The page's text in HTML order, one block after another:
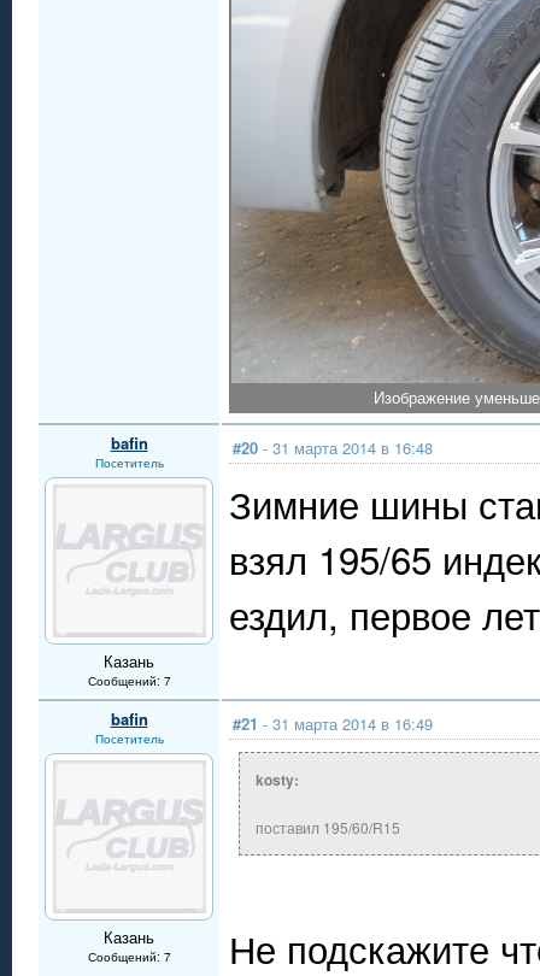
Изображение
bafin
Посетитель
Казань
Сообщений: 7
#20 - 31 марта 2014 в 16:48
Зимние шины
взял 195/65
ездил, первое
bafin
Посетитель
Казань
Сообщений: 7
#21 - 31 марта 2014 в 16:49
kosty:
поставил 195/60/R15
Не подскажите